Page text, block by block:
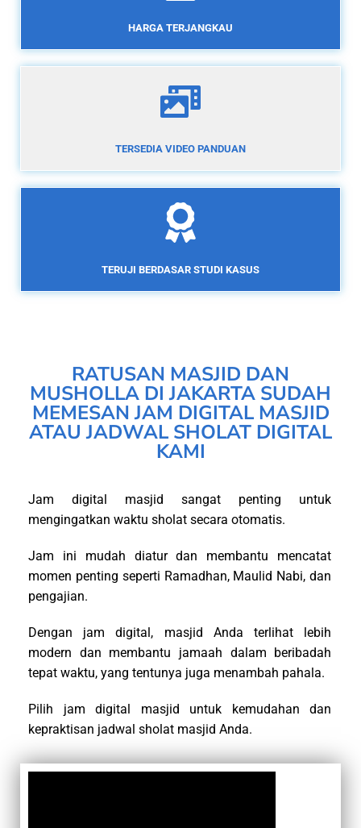
HARGA TERJANGKAU
TERSEDIA VIDEO PANDUAN
TERUJI BERDASAR STUDI KASUS
RATUSAN MASJID DAN
MUSHOLLA DI JAKARTA SUDAH
MEMESAN JAM DIGITAL MASJID
ATAU JADWAL SHOLAT DIGITAL
KAMI
Jam digital masjid sangat penting untuk
mengingatkan waktu sholat secara otomatis.
Jam ini mudah diatur dan membantu mencatat
momen penting seperti Ramadhan, Maulid Nabi, dan
pengajian.
Dengan jam digital, masjid Anda terlihat lebih
modern dan membantu jamaah dalam beribadah
tepat waktu, yang tentunya juga menambah pahala.
Pilih jam digital masjid untuk kemudahan dan
kepraktisan jadwal sholat masjid Anda.